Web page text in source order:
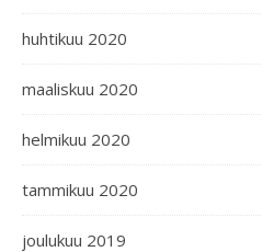
huhtikuu 2020
maaliskuu 2020
helmikuu 2020
tammikuu 2020
joulukuu 2019